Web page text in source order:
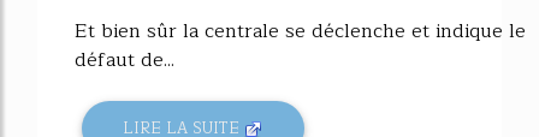
Et bien sûr la centrale se déclenche et indique le
défaut de...
LIRE LA SUITE